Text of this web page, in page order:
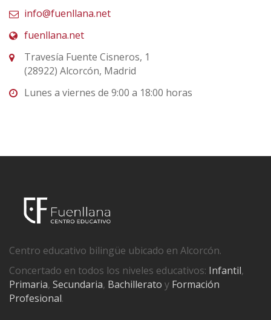
info@fuenllana.net
fuenllana.net
Travesía Fuente Cisneros, 1
(28922) Alcorcón, Madrid
Lunes a viernes de 9:00 a 18:00 horas
Centro educativo bilingüe ubicado en Alcorcón.
Concertado en todos los niveles educativos: Infantil,
Primaria, Secundaria, Bachillerato y Formación
Profesional.